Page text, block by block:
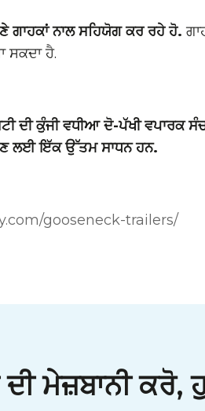
ਗਾਹਕਾਂ ਨਾਲ ਸਹਿਯੋਗ ਕਰ ਰਹੇ ਹੋ.
ਸਕਦਾ ਹੈ.
ਦੀ ਕੁੰਜੀ ਵਧੀਆ ਦੋ-ਪੱਖੀ ਵਪਾਰਕ
ਲਈ ਇੱਕ ਉੱਤਮ ਸਾਧਨ ਹਨ.
gooseneck-trailers/
ਮੇਜ਼ਬਾਨੀ ਕਰੋ,